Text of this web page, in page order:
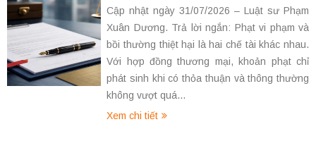
Cập nhật ngày 31/07/2026 – Luật sư Phạm
Xuân Dương. Trả lời ngắn: Phạt vi phạm và
bồi thường thiệt hại là hai chế tài khác nhau.
Với hợp đồng thương mại, khoản phạt chỉ
phát sinh khi có thỏa thuận và thông thường
không vượt quá...
Xem chi tiết